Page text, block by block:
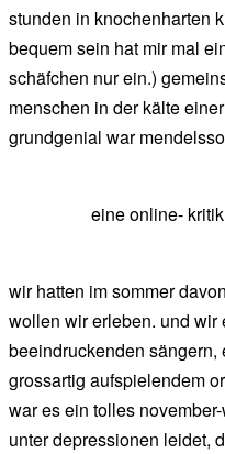
stunden in knochenharten
bequem sein hat mir mal
schäfchen nur ein.)
menschen in der kälte
grundgenial war
eine online-
wir hatten im sommer
wollen wir erleben. und
beeindruckenden
grossartig aufspielendem
war es ein tolles
unter depressionen leidet,